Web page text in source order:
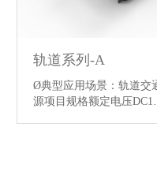
轨道系列-A
Ø典型应用场景：轨道交
源项目规格额定电压